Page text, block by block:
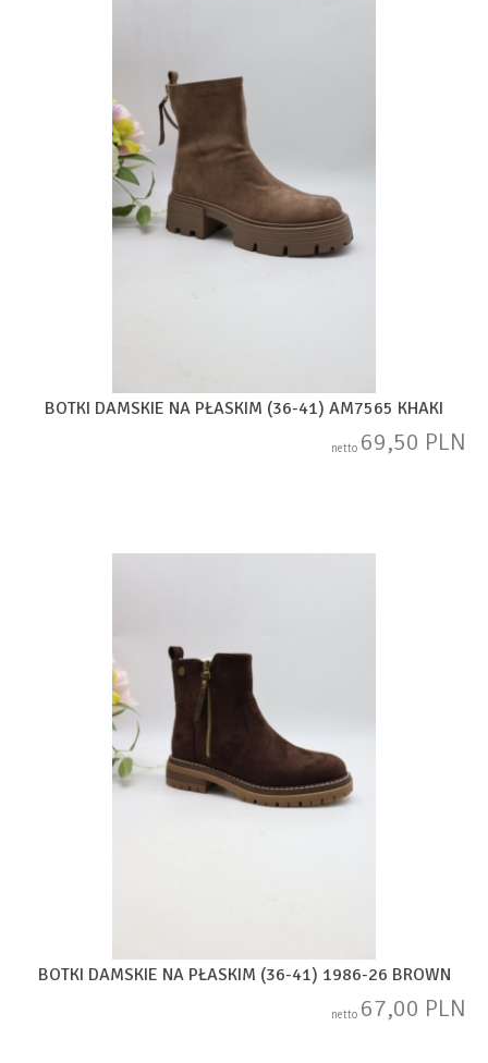
BOTKI DAMSKIE NA PŁASKIM (36-41) AM7565 KHAKI
netto 69,50 PLN
BOTKI DAMSKIE NA PŁASKIM (36-41) 1986-26 BROWN
netto 67,00 PLN